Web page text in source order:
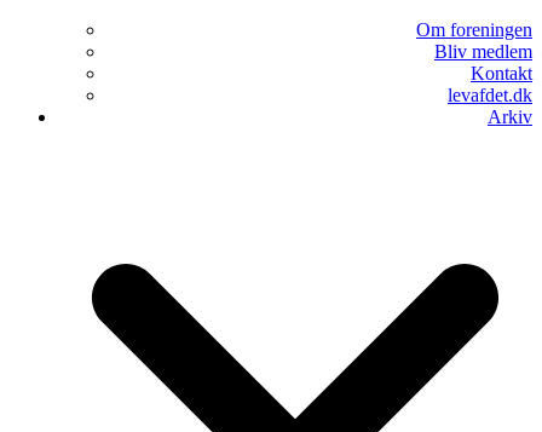
Om foreningen
Bliv medlem
Kontakt
levafdet.dk
Arkiv